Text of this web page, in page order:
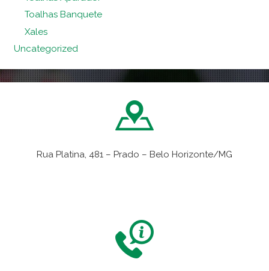
Toalhas Banquete
Xales
Uncategorized
Rua Platina, 481 – Prado – Belo Horizonte/MG